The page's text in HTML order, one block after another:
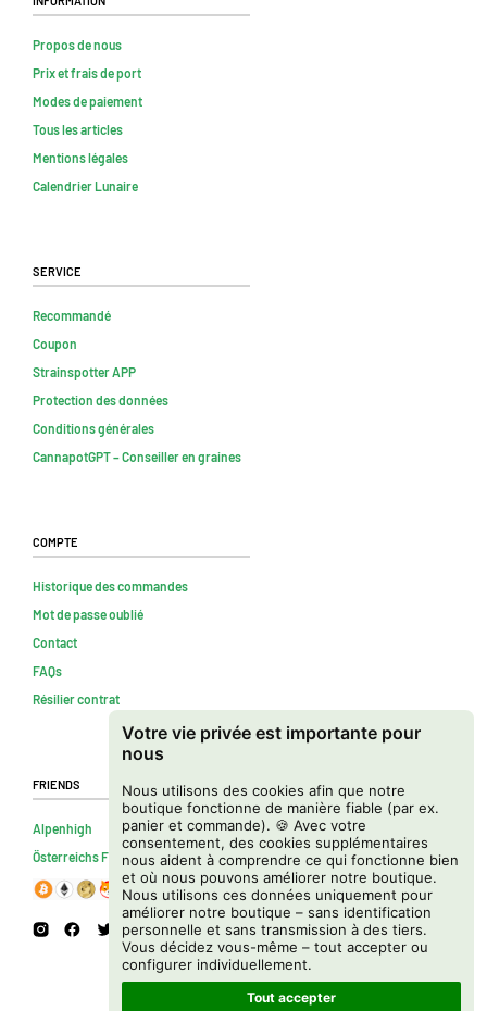
Votre vie privée est importante pour
nous
Nous utilisons des cookies afin que notre
boutique fonctionne de manière fiable (par ex.
panier et commande). 🍪 Avec votre
consentement, des cookies supplémentaires
nous aident à comprendre ce qui fonctionne bien
et où nous pouvons améliorer notre boutique.
Nous utilisons ces données uniquement pour
améliorer notre boutique – sans identification
personnelle et sans transmission à des tiers.
Vous décidez vous-même – tout accepter ou
configurer individuellement.
Tout accepter
Propos de nous
Prix et frais de port
Modes de paiement
Tous les articles
Mentions légales
Calendrier Lunaire
Service
Recommandé
Coupon
Strainspotter APP
Protection des données
Conditions générales
CannapotGPT – Conseiller en graines
Compte
Historique des commandes
Mot de passe oublié
Contact
FAQs
Résilier contrat
Friends
Alpenhigh
Österreichs Firmenverzeichnis